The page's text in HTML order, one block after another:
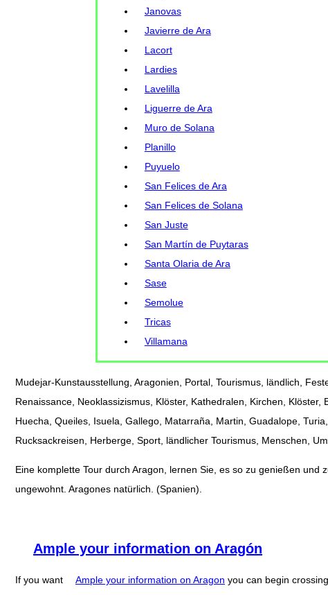
Janovas
Javierre de Ara
Lacort
Lardies
Lavelilla
Liguerre de Ara
Muro de Solana
Planillo
Puyuelo
San Felices de Ara
San Felices de Solana
San Juste
San Martín de Puytaras
Santa Olaria de Ara
Sase
Semolue
Tricas
Villamana
Mudejar-Kunstausstellung, Aragonien, Portal, Tourismus, ländlich,
Renaissance, Neoklassizismus, Klöster, Kathedralen, Kirchen,
Huecha, Queiles, Isuela, Gallego, Matarraña, Martin, Guadalope,
Rucksackreisen, Herberge, Sport, ländlicher Tourismus, Menschen,
Eine komplette Tour durch Aragon, lernen Sie, es so zu genießen
ungewohnt. Aragones natürlich. (Spanien).
Ample your information on Aragón
If you want Ample your information on Aragon you can begin crossing